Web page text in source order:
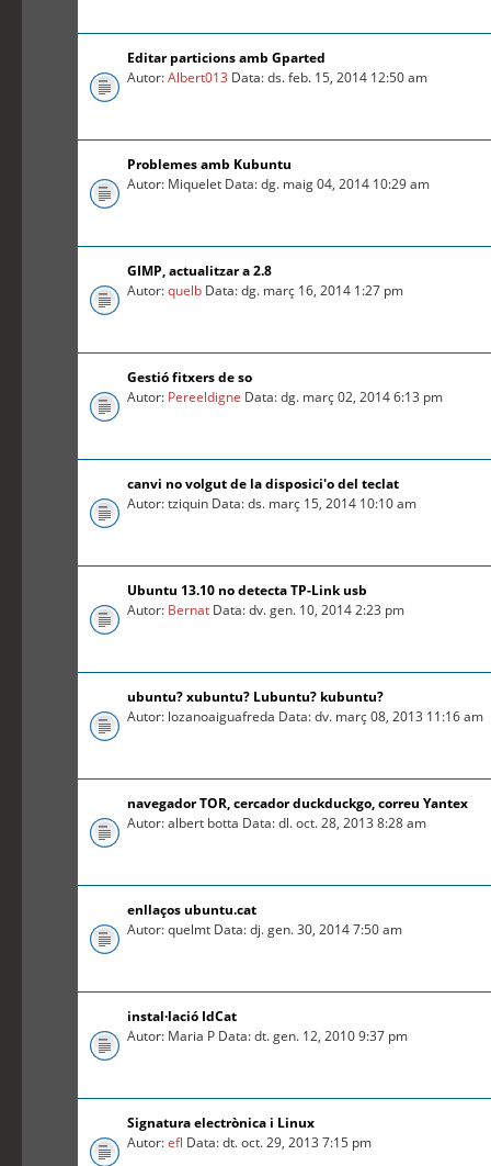
Editar particions amb Gparted
Autor:Albert013 Data: ds. feb. 15, 2014 12:50 am
Problemes amb Kubuntu
Autor: Miquelet Data: dg. maig 04, 2014 10:29 am
GIMP, actualitzar a 2.8
Autor:quelb Data: dg. març 16, 2014 1:27 pm
Gestió fitxers de so
Autor: Pereeldigne Data: dg. març 02, 2014 6:13 pm
canvi no volgut de la disposici'o del teclat
Autor: tziquin Data: ds. març 15, 2014 10:10 am
Ubuntu 13.10 no detecta TP-Link usb
Autor: Bernat Data: dv. gen. 10, 2014 2:23 pm
ubuntu? xubuntu? Lubuntu? kubuntu?
Autor: lozanoaiguafreda Data: dv. març 08, 2013 11:16 am
navegador TOR, cercador duckduckgo, correu Yantex
Autor: albert botta Data: dl. oct. 28, 2013 8:28 am
enllaços ubuntu.cat
Autor: quelmt Data: dj. gen. 30, 2014 7:50 am
instal·lació IdCat
Autor: Maria P Data: dt. gen. 12, 2010 9:37 pm
Signatura electrònica i Linux
Autor:efl Data: dt. oct. 29, 2013 7:15 pm